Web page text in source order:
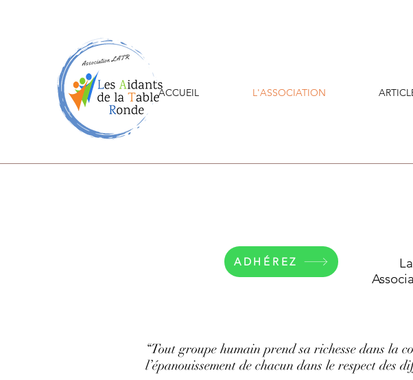
ACCUEIL L'ASSOCIATION
ADHÉREZ
“Tout groupe humain prend sa richesse dans la
l’épanouissement de chacun dans le respect des